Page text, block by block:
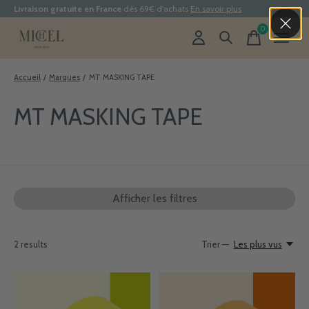
Livraison gratuite en France dès 69€ d'achats En savoir plus
0items
Accueil / Marques / MT MASKING TAPE
MT MASKING TAPE
Afficher les filtres
2 results Trier — Les plus vus